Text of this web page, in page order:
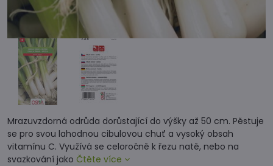
Mrazuvzdorná odrůda dorůstající do výšky až 50 cm. Pěstuje
se pro svou lahodnou cibulovou chuť a vysoký obsah
vitamínu C. Využívá se celoročně k řezu natě, nebo na
svazkování jako Čtěte více